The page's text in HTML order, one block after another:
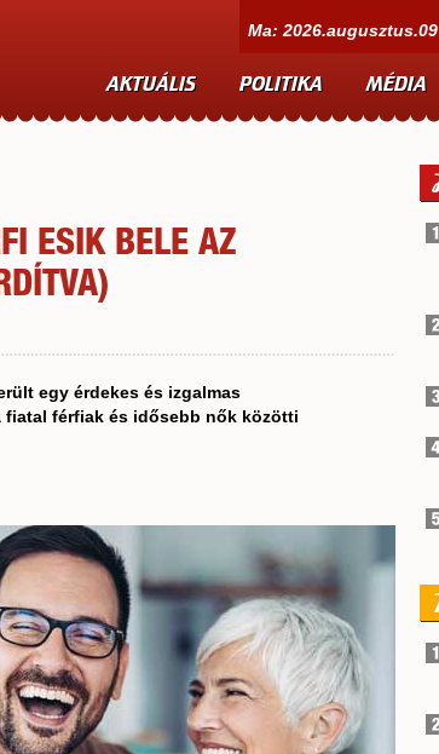
Ma: 2026.augusztus.09
AKTUÁLIS POLITIKA MÉDIA
ESIK BELE AZ
egy érdekes és izgalmas
fiatal férfiak és idősebb nők közötti